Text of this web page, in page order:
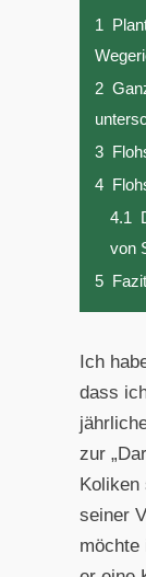
1
2
3
4
4.1
von
5 Fazit
Ich
dass
zur
seiner
möchte